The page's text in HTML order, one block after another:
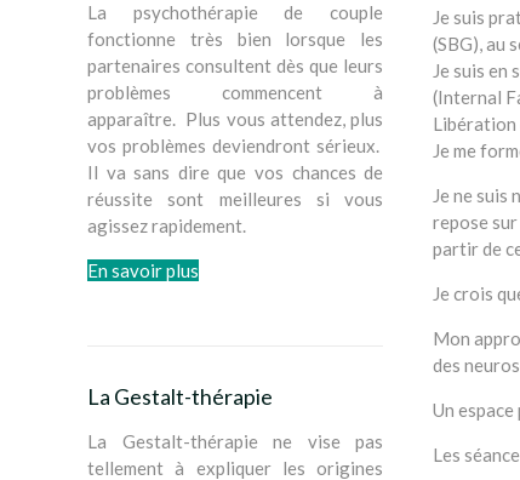
Je suis
(SBG), au
Je suis en
(Internal
Libération
Je me
Je ne suis
repose
partir de
Je crois
Mon
des
Un
Les
La psychothérapie de couple
fonctionne très bien lorsque les
partenaires consultent dès que leurs
problèmes commencent à
apparaître. Plus vous attendez, plus
vos problèmes deviendront sérieux.
Il va sans dire que vos chances de
réussite sont meilleures si vous
agissez rapidement.
En savoir plus
La Gestalt-thérapie
La Gestalt-thérapie ne vise pas
tellement à expliquer les origines